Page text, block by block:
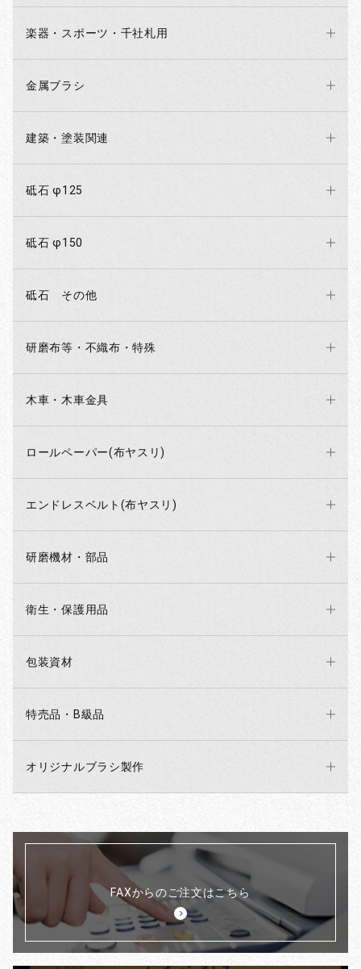
楽器・スポーツ・千社札用
金属ブラシ
建築・塗装関連
砥石 φ125
砥石 φ150
砥石 その他
研磨布等・不織布・特殊
木車・木車金具
ロールペーパー(布ヤスリ)
エンドレスベルト(布ヤスリ)
研磨機材・部品
衛生・保護用品
包装資材
特売品・B級品
オリジナルブラシ製作
FAXからのご注文はこちら
お買い物を続ける